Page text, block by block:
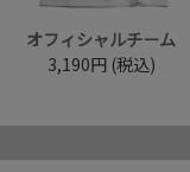
オフィシャルチーム
3,190円 (税込)